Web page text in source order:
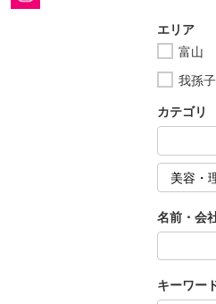
エリア
富山
我孫
カテゴリ
名前・会
キーワー